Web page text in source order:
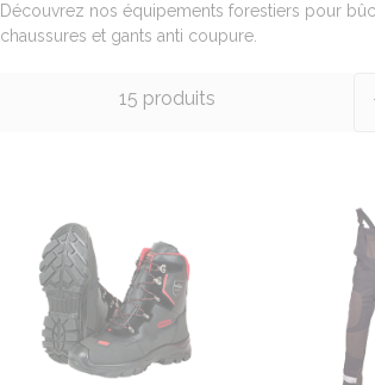
Découvrez nos équipements forestiers pour
chaussures et gants anti coupure.
15 produits